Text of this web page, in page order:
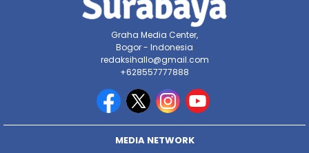
Graha Media Center,
Bogor - Indonesia
redaksihallo@gmail.com
+628557777888
MEDIA NETWORK